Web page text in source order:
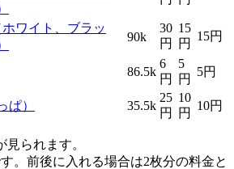
ワイト、ブラッ
90k
30
円
15
円
15円
86.5k
6
円
5
円
5円
ぱ） 35.5k
25
円
10
円
10円
られます。
。前後に入れる場合は2枚分の料金と